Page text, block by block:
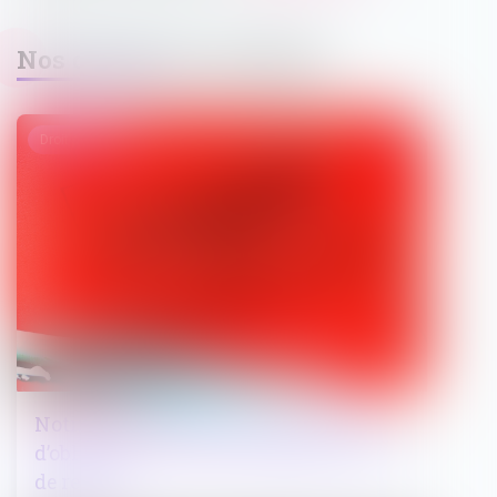
Nos dernières actualités
Notification du droit de se taire : pas
d’obligation de renouvellement en cas
de renvoi
Droit pénal